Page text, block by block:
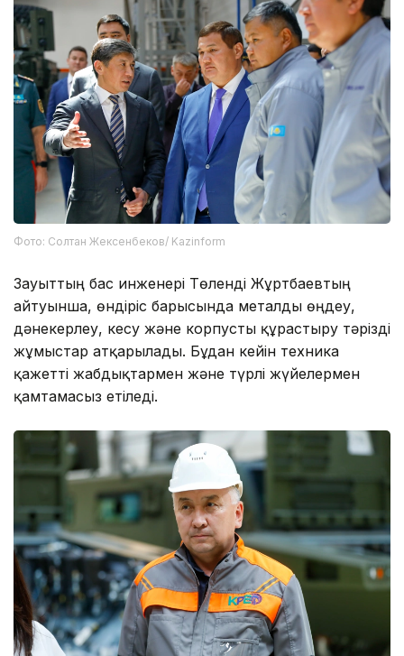
Фото: Солтан Жексенбеков/ Kazinform
Зауыттың бас инженері Төленді Жұртбаевтың
айтуынша, өндіріс барысында металды өңдеу,
дәнекерлеу, кесу және корпусты құрастыру тәрізді
жұмыстар атқарылады. Бұдан кейін техника
қажетті жабдықтармен және түрлі жүйелермен
қамтамасыз етіледі.